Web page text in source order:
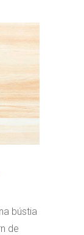
bústia
de